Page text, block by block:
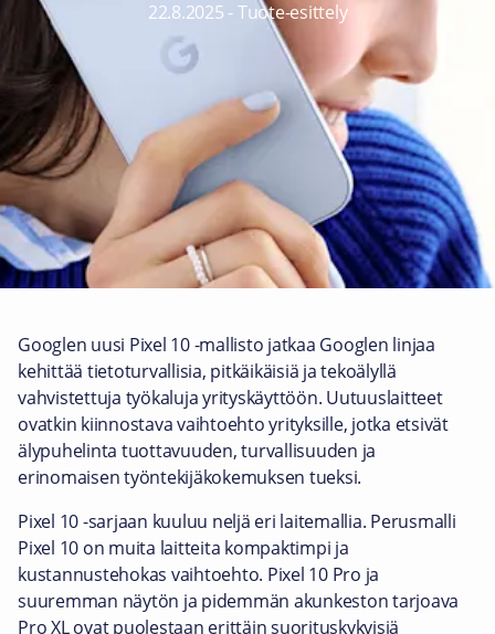
22.8.2025 -Tuote-esittely
Googlen uusi Pixel 10 -mallisto jatkaa Googlen linjaa
kehittää tietoturvallisia, pitkäikäisiä ja tekoälyllä
vahvistettuja työkaluja yrityskäyttöön. Uutuuslaitteet
ovatkin kiinnostava vaihtoehto yrityksille, jotka etsivät
älypuhelinta tuottavuuden, turvallisuuden ja
erinomaisen työntekijäkokemuksen tueksi.
Pixel 10 -sarjaan kuuluu neljä eri laitemallia. Perusmalli
Pixel 10 on muita laitteita kompaktimpi ja
kustannustehokas vaihtoehto. Pixel 10 Pro ja
suuremman näytön ja pidemmän akunkeston tarjoava
Pro XL ovat puolestaan erittäin suorituskykyisiä